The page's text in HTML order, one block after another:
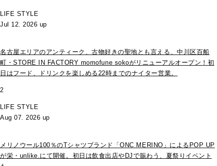
LIFE STYLE
Jul 12. 2026 up
名古屋エリアのアンティーク、古物好きの聖地とも言える、中川区百船
町・STORE IN FACTORY momofune sokoがリニューアルオープン！初
日はフード、ドリンクを楽しめる22時までのナイター営業。
2
LIFE STYLE
Aug 07. 2026 up
メリノウール100％のTシャツブランド「ONC MERINO」によるPOP UP
が栄・unlike.にて開催。初日は飲食出店やDJで賑わう、夏祭りイベント